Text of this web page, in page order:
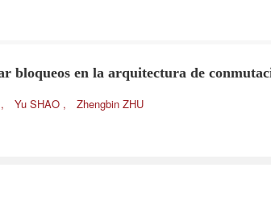
en la arquitectura de
, Yu SHAO ,
Zhengbin ZHU